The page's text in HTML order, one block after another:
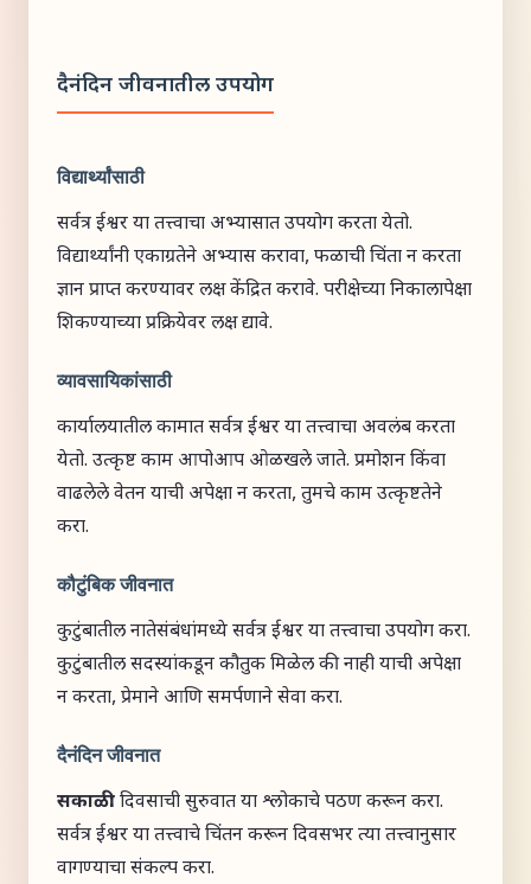
दैनंदिन जीवनातील उपयोग
विद्यार्थ्यांसाठी
सर्वत्र ईश्वर या तत्त्वाचा अभ्यासात उपयोग करता येतो.
विद्यार्थ्यांनी एकाग्रतेने अभ्यास करावा, फळाची चिंता न करता
ज्ञान प्राप्त करण्यावर लक्ष केंद्रित करावे. परीक्षेच्या निकालापेक्षा
शिकण्याच्या प्रक्रियेवर लक्ष द्यावे.
व्यावसायिकांसाठी
कार्यालयातील कामात सर्वत्र ईश्वर या तत्त्वाचा अवलंब करता
येतो. उत्कृष्ट काम आपोआप ओळखले जाते. प्रमोशन किंवा
वाढलेले वेतन याची अपेक्षा न करता, तुमचे काम उत्कृष्टतेने
करा.
कौटुंबिक जीवनात
कुटुंबातील नातेसंबंधांमध्ये सर्वत्र ईश्वर या तत्त्वाचा उपयोग करा.
कुटुंबातील सदस्यांकडून कौतुक मिळेल की नाही याची अपेक्षा
न करता, प्रेमाने आणि समर्पणाने सेवा करा.
दैनंदिन जीवनात
सकाळी:दिवसाची सुरुवात या श्लोकाचे पठण करून करा.
सर्वत्र ईश्वर या तत्त्वाचे चिंतन करून दिवसभर त्या तत्त्वानुसार
वागण्याचा संकल्प करा.